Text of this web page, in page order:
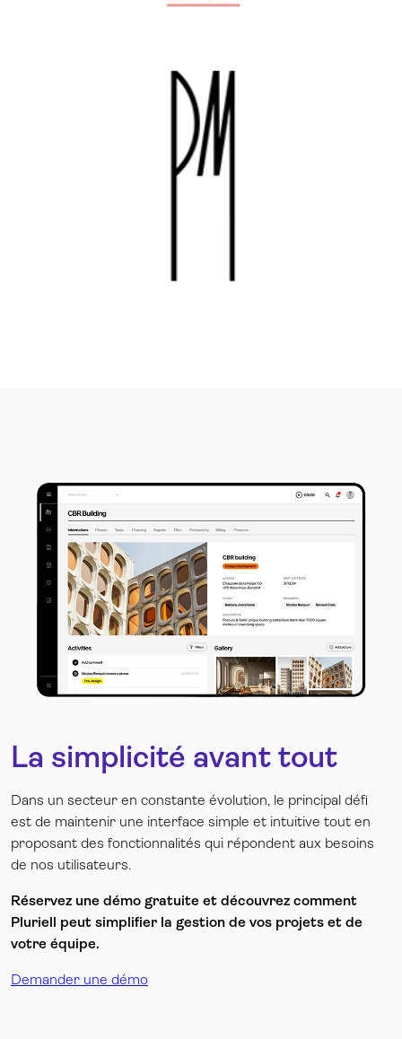
La simplicité avant tout
Dans un secteur en constante évolution, le principal défi
est de maintenir une interface simple et intuitive tout en
proposant des fonctionnalités qui répondent aux besoins
de nos utilisateurs.
Réservez une démo gratuite et découvrez comment
Pluriell peut simplifier la gestion de vos projets et de
votre équipe.
Demander une démo